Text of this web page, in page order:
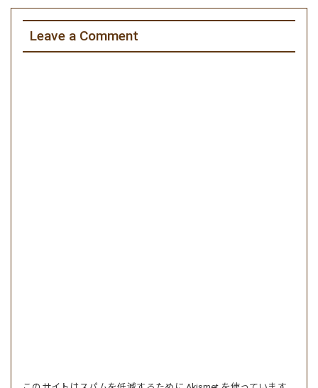
Leave a Comment